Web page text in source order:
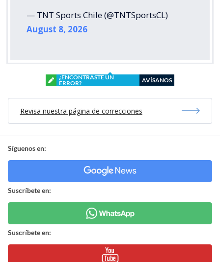
— TNT Sports Chile (@TNTSportsCL)
August 8, 2026
¿ENCONTRASTE UN
ERROR?
AVÍSANOS
Revisa nuestra página de correcciones
Síguenos en:
Suscríbete en:
Suscríbete en: